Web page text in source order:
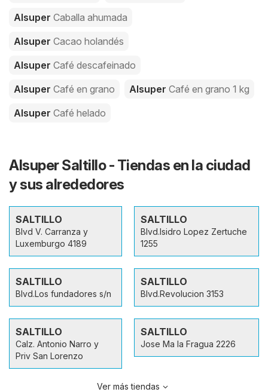
Alsuper Caballa ahumada
Alsuper Cacao holandés
Alsuper Café descafeinado
Alsuper Café en grano Alsuper Café en grano 1 kg
Alsuper Café helado
Alsuper Saltillo - Tiendas en la ciudad
y sus alrededores
SALTILLO
Blvd V. Carranza y
Luxemburgo 4189
SALTILLO
Blvd.Isidro Lopez Zertuche
1255
SALTILLO
Blvd.Los fundadores s/n
SALTILLO
Blvd.Revolucion 3153
SALTILLO
Calz. Antonio Narro y
Priv San Lorenzo
SALTILLO
Jose Ma la Fragua 2226
Ver más tiendas